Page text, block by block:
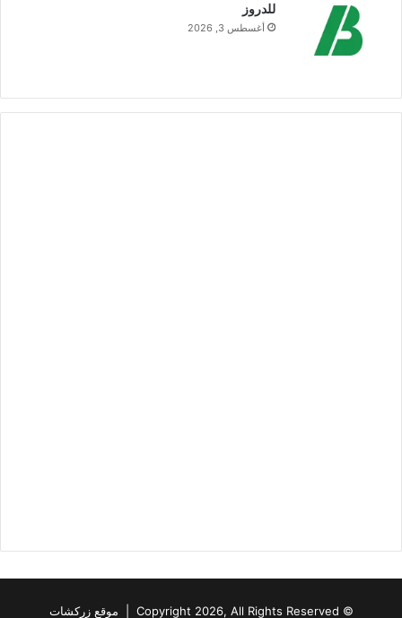
للدروز
أغسطس 3, 2026
© Copyright 2026, All Rights Reserved | موقع زركشات